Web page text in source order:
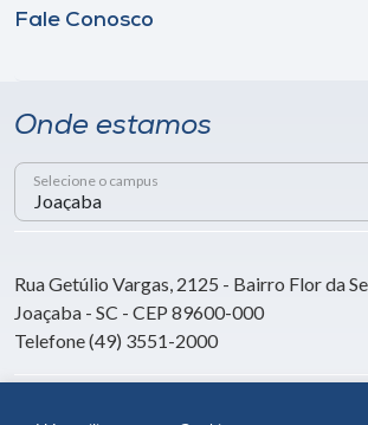
Fale Conosco
Onde estamos
Selecione o campus
Rua Getúlio Vargas, 2125 - Bairro Flor da
Joaçaba - SC - CEP 89600-000
Telefone (49) 3551-2000